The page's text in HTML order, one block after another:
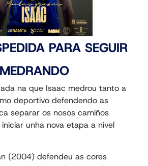
PARA SEGUIR
MEDRANDO
na que Isaac medrou tanto a
deportivo defendendo as
separar os nosos camiños
unha nova etapa a nivel
(2004) defendeu as cores